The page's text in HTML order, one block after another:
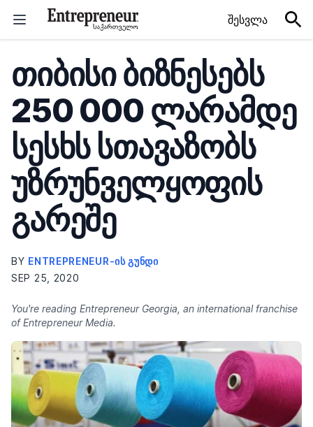
შესვლა
თიბისი ბიზნესებს
250 000 ლარამდე
სესხს სთავაზობს
უზრუნველყოფის
გარეშე
BY ENTREPRENEUR-ᲘᲡ ᲒᲣᲜᲓᲘ
SEP 25, 2020
You're reading Entrepreneur Georgia, an international franchise
of Entrepreneur Media.